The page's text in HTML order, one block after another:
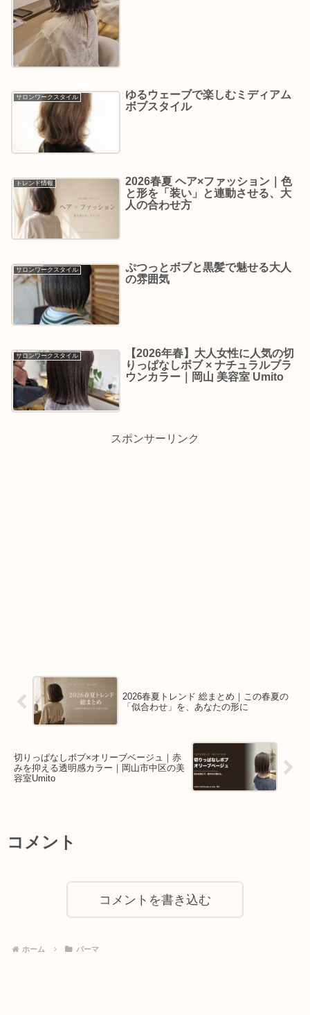
サロンワークスタイル
ゆるウェーブで楽しむミディアム
ボブスタイル
トレンド情報
2026春夏 ヘア×ファッション｜色
と形を「装い」と連動させる、大
人の合わせ方
サロンワークスタイル
ぷつっとボブと黒髪で魅せる大人
の雰囲気
サロンワークスタイル
【2026年春】大人女性に人気の切
りっぱなしボブ × ナチュラルブラ
ウンカラー｜岡山 美容室 Umito
スポンサーリンク
2026春夏トレンド 総まとめ｜この春夏の
「似合わせ」を、あなたの形に
切りっぱなしボブ×オリーブベージュ｜赤
みを抑える透明感カラー｜岡山市中区の美
容室Umito
コメント
コメントを書き込む
ホーム パーマ